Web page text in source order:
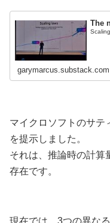
The
garymarcus.substack.com
マイクロソフトのサテ
を提示しました。
それは、推論時の計算
存在です。